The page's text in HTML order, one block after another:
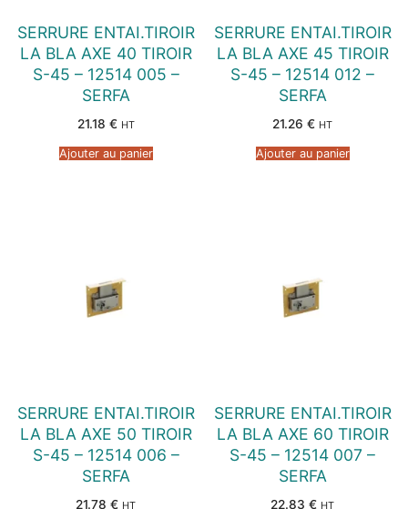
SERRURE ENTAI.TIROIR
LA BLA AXE 40 TIROIR
S-45 – 12514 005 –
SERFA
21.18 € HT
Ajouter au panier
SERRURE ENTAI.TIROIR
LA BLA AXE 45 TIROIR
S-45 – 12514 012 –
SERFA
21.26 € HT
Ajouter au panier
SERRURE ENTAI.TIROIR
LA BLA AXE 50 TIROIR
S-45 – 12514 006 –
SERFA
21.78 € HT
SERRURE ENTAI.TIROIR
LA BLA AXE 60 TIROIR
S-45 – 12514 007 –
SERFA
22.83 € HT